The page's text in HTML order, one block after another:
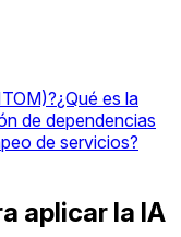
¿Qué es la
de dependencias
de servicios?
aplicar la IA